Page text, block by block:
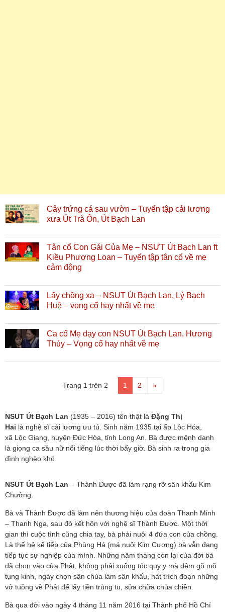
Cây trứng cá sau vườn – Tuyển tập cải lương
xưa Út Trà Ôn, Út Bạch Lan
Tân cổ Con Gái Của Mẹ – NSƯT Út Bạch Lan ft
Kiều Phượng Loan – Tuyển tập tân cổ về mẹ
cảm động
Lấy chồng xa – NSUT Út Bạch Lan, Lý Bạch
Huệ – vọng cổ hay nhất về mẹ
Ca cổ Mẹ dạy con NSUT Út Bạch Lan, Hương
Thủy – Vọng cổ hay nhất về mẹ
Trang 1 trên 2 1 2 »
NSUT Út Bạch Lan (1935 – 2016) tên thật là Đặng Thị
Hai là nghệ sĩ cải lương ưu tú. Sinh năm 1935 tại ấp Lộc Hóa,
xã Lộc Giang, huyện Đức Hòa, tỉnh Long An. Bà được mệnh danh
là giọng ca sầu nữ nổi tiếng lúc thời bấy giờ. Bà sinh ra trong gia
đình nghèo khó.
NSUT Út Bạch Lan – Thành Được đã làm rạng rỡ sân khấu Kim
Chưởng.
Bà và Thành Được đã làm nên thương hiệu của đoàn Thanh Minh
– Thanh Nga, sau đó kết hôn với nghệ sĩ Thành Được. Một thời
gian thì cuộc tình cũng chia tay, bà phải nuôi 4 đứa con của chồng.
Là thế hệ kế tiếp của Phùng Há (má nuôi Kim Cương) bà vẫn đang
tiếp tục sự nghiệp của mình. Những năm tháng còn lại của đời bà
đã chọn vào cửa Phật, không phải xuống tóc quy y mà đêm gõ mõ
tụng kinh, ngày chọn sân chùa làm sân khấu, hát trích đoạn những
vở tuồng về Phật để lấy tiền trùng tu, sửa chữa chùa chiền.
Bà qua đời vào ngày 4 tháng 11 năm 2016 tại Thành phố Hồ Chí